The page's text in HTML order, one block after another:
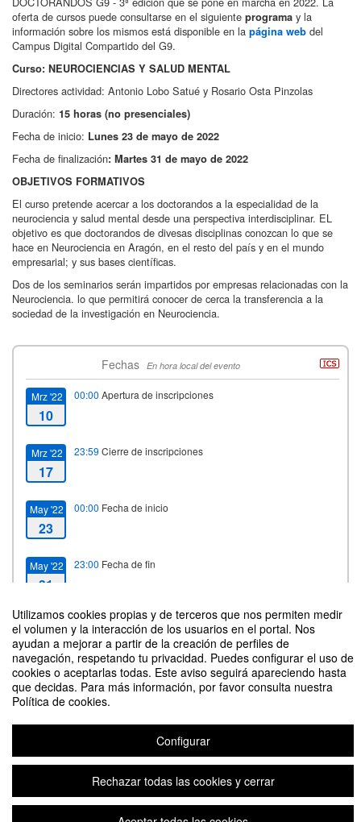
Utilizamos cookies propias y de terceros que nos permiten medir
el volumen y la interacción de los usuarios en el portal. Nos
ayudan a mejorar a partir de la creación de perfiles de
navegación, respetando tu privacidad. Puedes configurar el uso de
cookies o aceptarlas todas. Este aviso seguirá apareciendo hasta
que decidas. Para más información, por favor consulta nuestra
Política de cookies.
Configurar
Rechazar todas las cookies y cerrar
oferta de cursos puede consultarse en el siguiente programa y la
información sobre los mismos está disponible en la página web del
Campus Digital Compartido del G9.
Curso: NEUROCIENCIAS Y SALUD MENTAL
Directores actividad: Antonio Lobo Satué y Rosario Osta Pinzolas
Duración: 15 horas (no presenciales)
Fecha de inicio: Lunes 23 de mayo de 2022
Fecha de finalización: Martes 31 de mayo de 2022
OBJETIVOS FORMATIVOS
El curso pretende acercar a los doctorandos a la especialidad de la
neurociencia y salud mental desde una perspectiva interdisciplinar. EL
objetivo es que doctorandos de divesas disciplinas conozcan lo que se
hace en Neurociencia en Aragón, en el resto del país y en el mundo
empresarial; y sus bases científicas.
Dos de los seminarios serán impartidos por empresas relacionadas con la
Neurociencia. lo que permitirá conocer de cerca la transferencia a la
sociedad de la investigación en Neurociencia.
Fechas En hora local del evento
Mrz '22
10
00:00 Apertura de inscripciones
Mrz '22
17
23:59 Cierre de inscripciones
May '22
23
00:00 Fecha de inicio
May '22
31
23:00 Fecha de fin
Contacto
Curso on line 2022: NEUROCIENCIAS Y SALUD MENTAL
Organizado por Escuela de Doctorado Universidad de Zaragoza
Plataforma de organización de eventos Symposium